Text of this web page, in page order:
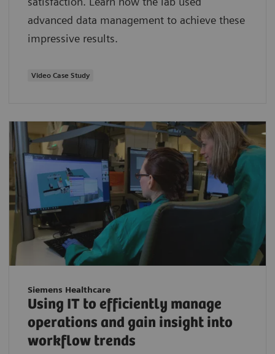
advanced data management to achieve these
impressive results.
Video Case Study
Siemens Healthcare
Using IT to efficiently manage
operations and gain insight into
workflow trends